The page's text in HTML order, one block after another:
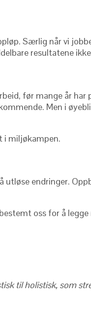
Særlig når vi
resultatene
før mange år
Men i
i miljøkampen.
utløse endringer.
oss for å
til holistisk, som